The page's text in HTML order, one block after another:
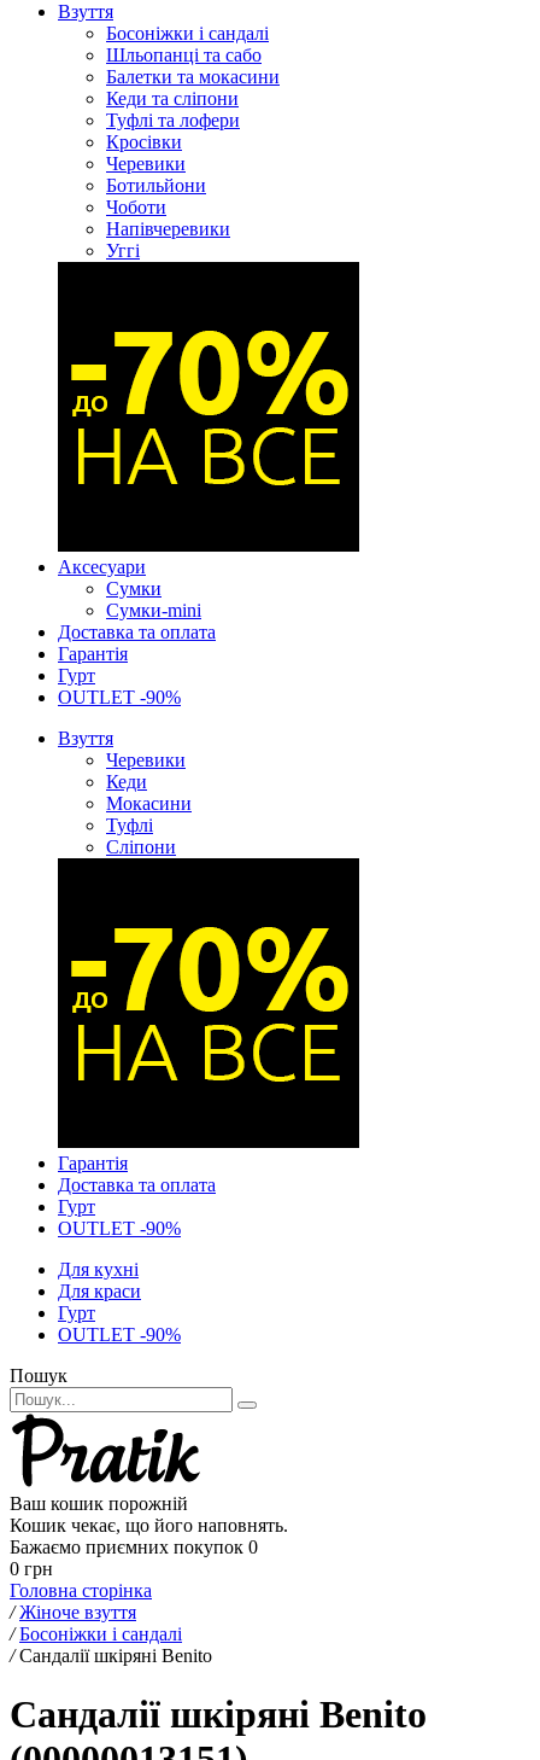
Взуття
Босоніжки і сандалі
Шльопанці та сабо
Балетки та мокасини
Кеди та сліпони
Туфлі та лофери
Кросівки
Черевики
Ботильйони
Чоботи
Напівчеревики
Уггі
Аксесуари
Сумки
Сумки-mini
Доставка та оплата
Гарантія
Гурт
OUTLET -90%
Взуття
Черевики
Кеди
Мокасини
Туфлі
Сліпони
Гарантія
Доставка та оплата
Гурт
OUTLET -90%
Для кухні
Для краси
Гурт
OUTLET -90%
Пошук
Ваш кошик порожній
Кошик чекає, що його наповнять.
Бажаємо приємних покупок 0
0 грн
Головна сторінка
/ Жіноче взуття
/ Босоніжки і сандалі
/ Сандалії шкіряні Benito
Сандалії шкіряні Benito